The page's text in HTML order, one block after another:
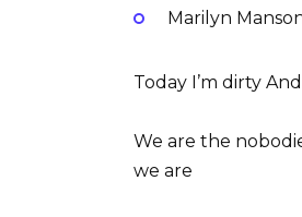
Marilyn
Today I’m dirty
We are the
we are